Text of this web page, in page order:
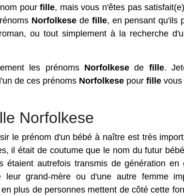
pourfille, mais vous n'êtes pas
Norfolkese de fille, en pensant qu'ils
ou tout simplement à la recherche
les prénoms Norfolkese de fille.
de ces prénoms Norfolkese pour fille vous
Norfolkese
le prénom d'un bébé à naître est très
il était de coutume que le nom du futur
étaient autrefois transmis de génération
grand-mère ou d'une autre femme
plus de personnes mettent de côté cette